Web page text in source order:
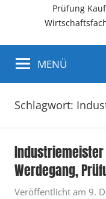
Prüfung
MENÜ
Schlagwort:
Industriemeister
Werdegang,
Veröffentlicht am 9.